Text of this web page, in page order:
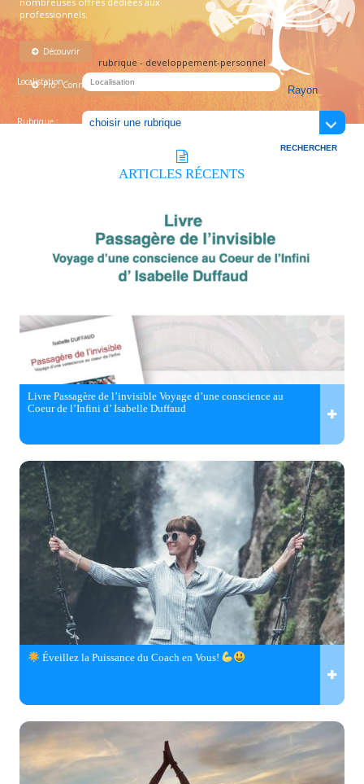
rubrique - developpement-personnel
Localistation :
Rubrique :
professionnels.
Découvrir
Pro : Connectez-vous !
ARTICLES RÉCENTS
Livre Passagère de l’invisible Voyage d’une conscience au
Coeur de l’Infini d’ Isabelle Duffaud
Éveillez la Puissance du Coach en Vous!